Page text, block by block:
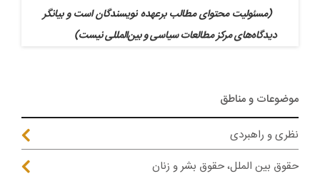
(مسئولیت محتوای مطالب برعهده نویسندگان است و بیانگر
دیدگاه‌های مرکز مطالعات سیاسی و بین‌المللی نیست)
موضوعات و مناطق
نظری و راهبردی
حقوق بین الملل، حقوق بشر و زنان